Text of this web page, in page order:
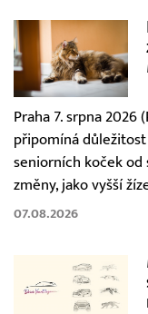
Praha 7. srpna 2026
připomíná
seniorních koček od
změny, jako vyšší
07.08.2026